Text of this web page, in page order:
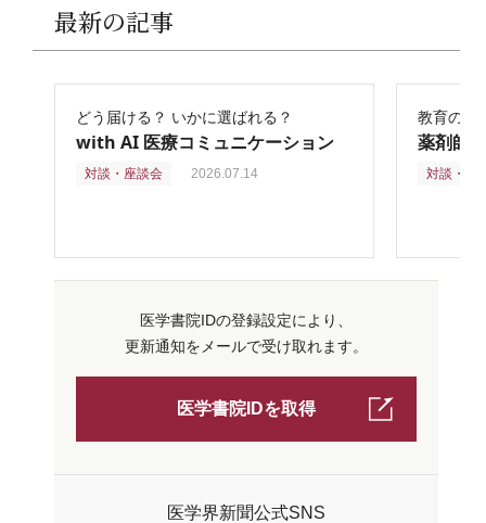
最新の記事
どう届ける？ いかに選ばれる？
with AI 医療コミュニケーション
対談・座談会 2026.07.14
教育の再
薬剤師
対談・座
医学書院IDの登録設定により、
更新通知をメールで受け取れます。
医学書院IDを取得
医学界新聞公式SNS